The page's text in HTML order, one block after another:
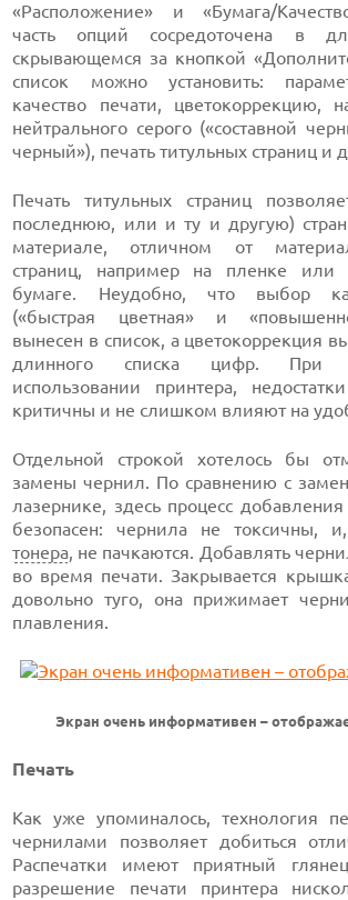
«Расположение» и «Бумага/
часть опций сосредоточена в
скрывающемся за кнопкой
список можно установить:
качество печати, цветокоррекцию,
нейтрального серого («составной
черный»), печать титульных страниц и
Печать титульных страниц
последнюю, или и ту и другую)
материале, отличном от
страниц, например на пленке или
бумаге. Неудобно, что выбор
(«быстрая цветная» и
вынесен в список, а цветокоррекция
длинного списка цифр. При
использовании принтера,
критичны и не слишком влияют на
Отдельной строкой хотелось бы
замены чернил. По сравнению с
лазернике, здесь процесс
безопасен: чернила не токсичны,
тонера, не пачкаются. Добавлять
во время печати. Закрывается
довольно туго, она прижимает
плавления.
Экран очень информативен –
Печать
Как уже упоминалось, технология
чернилами позволяет добиться
Распечатки имеют приятный
разрешение печати принтера